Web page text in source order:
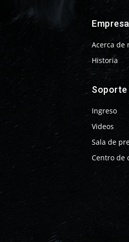
Empresa
Acerca de
Historia
Soporte
Ingreso
Videos
Sala de
Centro de